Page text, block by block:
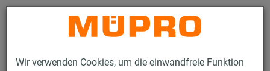
Wir verwenden Cookies, um die einwandfreie Funktion
Kontakt